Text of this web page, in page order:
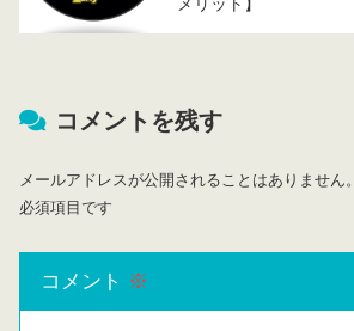
コメントを残す
メールアドレスが公開されることはありません。
必須項目です
コメント ※